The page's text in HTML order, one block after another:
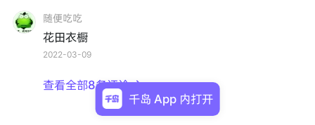
随便吃吃
花田衣橱
2022-03-09
查看全部8条评论 
千岛 App 内打开